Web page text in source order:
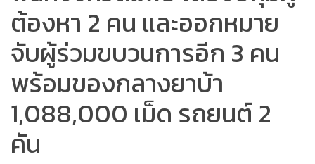
ต้องหา 2 คน และออกหมาย
จับผู้ร่วมขบวนการอีก 3 คน
พร้อมของกลางยาบ้า
1,088,000 เม็ด รถยนต์ 2
คัน